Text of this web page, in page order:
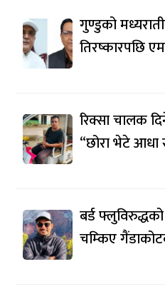
गुण्डुको
तिरष्कारपछि
रिक्सा चालक
“छोरा भेटे आधा
बर्ड
चम्किए